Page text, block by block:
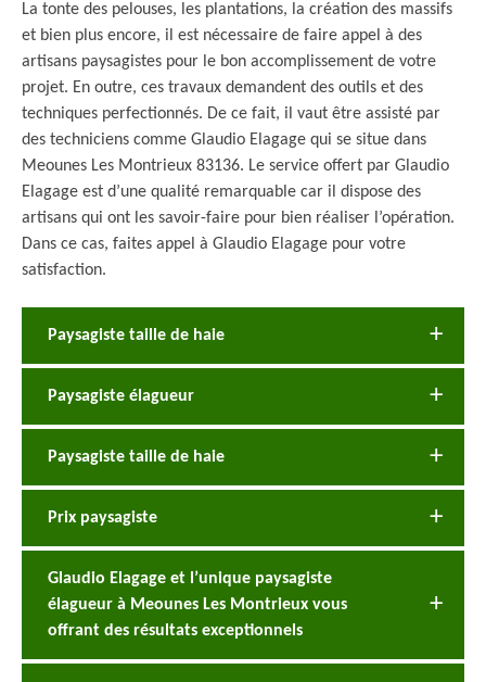
La tonte des pelouses, les plantations, la création des massifs
et bien plus encore, il est nécessaire de faire appel à des
artisans paysagistes pour le bon accomplissement de votre
projet. En outre, ces travaux demandent des outils et des
techniques perfectionnés. De ce fait, il vaut être assisté par
des techniciens comme Glaudio Elagage qui se situe dans
Meounes Les Montrieux 83136. Le service offert par Glaudio
Elagage est d’une qualité remarquable car il dispose des
artisans qui ont les savoir-faire pour bien réaliser l’opération.
Dans ce cas, faites appel à Glaudio Elagage pour votre
satisfaction.
Paysagiste taille de haie
Paysagiste élagueur
Paysagiste taille de haie
Prix paysagiste
Glaudio Elagage et l’unique paysagiste
élagueur à Meounes Les Montrieux vous
offrant des résultats exceptionnels